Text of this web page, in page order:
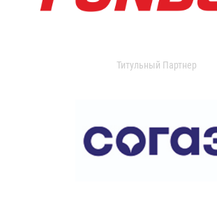
Титульный Партнер